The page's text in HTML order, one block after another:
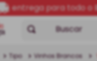
entrega para todo o
Buscar
Tipo Vinhos Brancos